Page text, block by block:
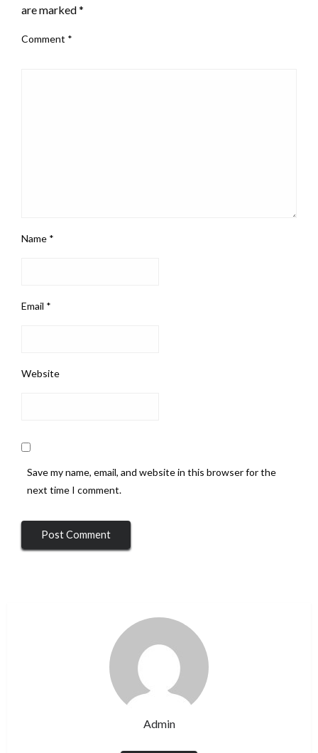
are marked*
Comment *
Name *
Email *
Website
Save my name, email, and website in this browser for the
next time I comment.
Admin